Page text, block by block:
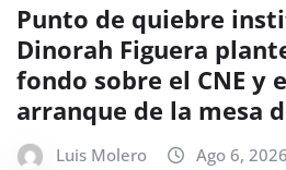
Punto de quiebre
Dinorah Figuera
fondo sobre el CNE y
arranque de la mesa
Luis Molero Ago 6, 2026